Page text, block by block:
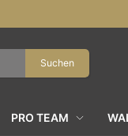
Suchen
PRO TEAM